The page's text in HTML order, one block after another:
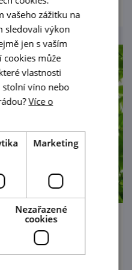
podyjských obcí
9. '26
vašeho zážitku na
sledovali výkon
jen s vaším
cookies může
vlastnosti
stolní víno nebo
Více o
Marketing
Nezařazené
cookies